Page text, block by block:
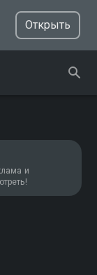
Открыть
и